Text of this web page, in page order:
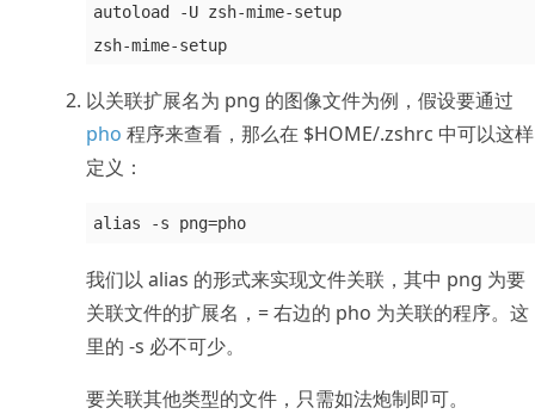
autoload -U zsh-mime-setup
zsh-mime-setup
以关联扩展名为 png 的图像文件为例，假设要通过
pho 程序来查看，那么在 $HOME/.zshrc 中可以这样
定义：
alias -s png=pho
我们以 alias 的形式来实现文件关联，其中 png 为要
关联文件的扩展名，= 右边的 pho 为关联的程序。这
里的 -s 必不可少。
要关联其他类型的文件，只需如法炮制即可。